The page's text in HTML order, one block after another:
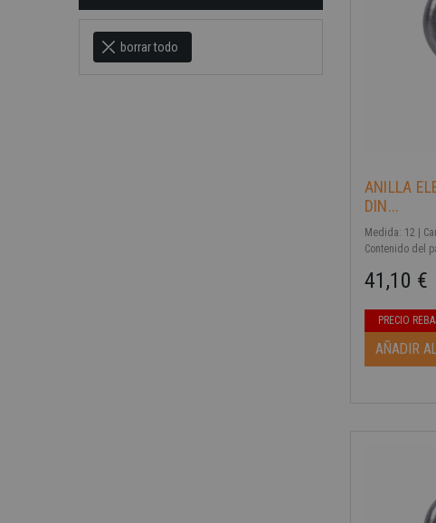
borrar todo
ANILLA
DIN...
Medida: 12 |
Contenido del
41,10 €
PRECIO
AÑADIR